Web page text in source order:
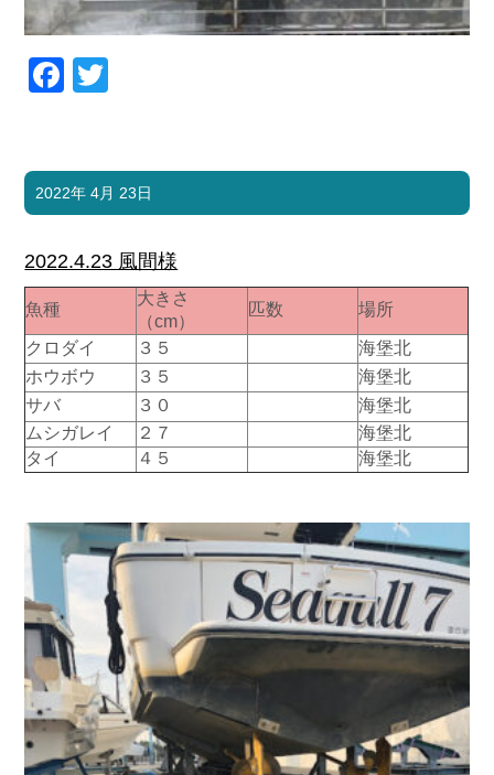
Facebook
2022年 4月 23日
2022.4.23 風間様
魚種
大きさ
（cm）
匹数 場所
クロダイ ３５
海堡北
ホウボウ
３５
海堡北
サバ
３０
海堡北
ムシガレイ
２７
海堡北
タイ
４５ 海堡北